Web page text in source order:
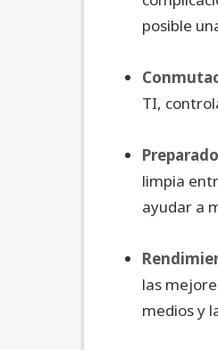
posible
TI,
limpia
ayudar a
las
medios y